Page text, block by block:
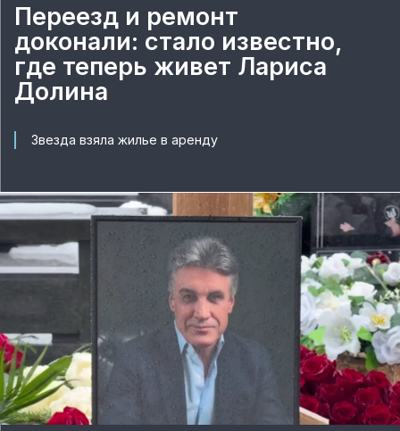
Переезд и ремонт
доконали: стало известно,
где теперь живет Лариса
Долина
Звезда взяла жилье в аренду